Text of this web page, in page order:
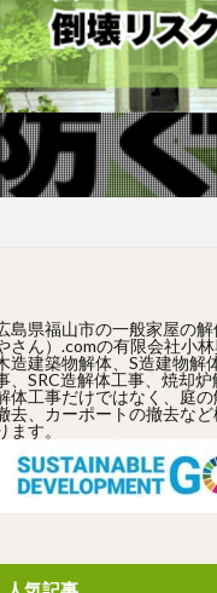
島県福山市の一般家屋の
さん）.comの有限会社小
造建築物解体、S造建物解
、SRC造解体工事、焼却
体工事だけではなく、庭
去、カーポートの撤去な
ます。